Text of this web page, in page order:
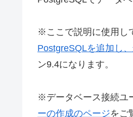
※ここで説明に使用し
PostgreSQLを追加し
ン9.4になります。
※データベース接続ユ
ーの作成のページをご